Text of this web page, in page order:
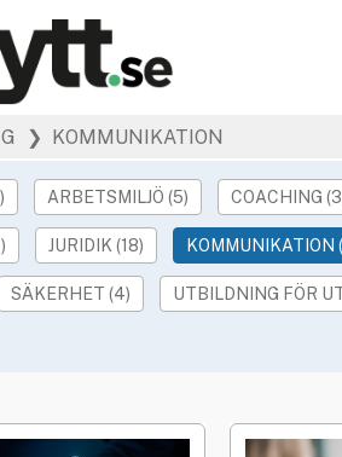
❯ KOMMUNIKATION
ARBETSMILJÖ (5) COACHING
JURIDIK (18) KOMMUNIKATION
SÄKERHET (4) UTBILDNING FÖR